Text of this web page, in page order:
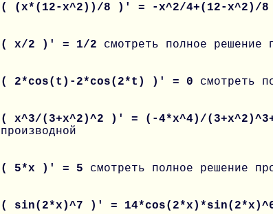
( (x*(12-x^2))/8 )' = -x^2/4+(12-x^2)/8
( x/2 )' = 1/2 смотреть полное решение
( 2*cos(t)-2*cos(2*t) )' = 0 смотреть
( x^3/(3+x^2)^2 )' = (-4*x^4)/
производной
( 5*x )' = 5 смотреть полное решение
( sin(2*x)^7 )' =